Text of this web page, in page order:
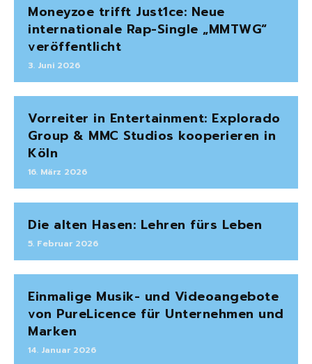
Moneyzoe trifft Just1ce: Neue
internationale Rap-Single „MMTWG“
veröffentlicht
3. Juni 2026
Vorreiter in Entertainment: Explorado
Group & MMC Studios kooperieren in
Köln
16. März 2026
Die alten Hasen: Lehren fürs Leben
5. Februar 2026
Einmalige Musik- und Videoangebote
von PureLicence für Unternehmen und
Marken
14. Januar 2026